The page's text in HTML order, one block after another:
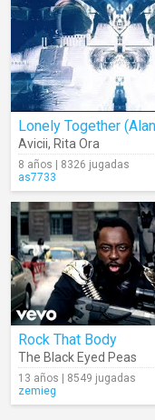
Avicii, Rita Ora
8 años | 8326 jugadas
as7733
Rock That Body
The Black Eyed Peas
13 años | 8549 jugadas
zemieg